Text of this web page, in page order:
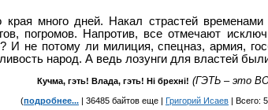
много дней. Накал страстей
погромов. Напротив, все отмечают
И не потому ли милиция, спецназ, армия,
народ. А ведь лозунги для властей
Кучма, гэть! Влада, гэть! Нiбрехнi! (ГЭТЬ –это
(подробнее... | 36485 байтов еще | Григорий Исаев | Всего: